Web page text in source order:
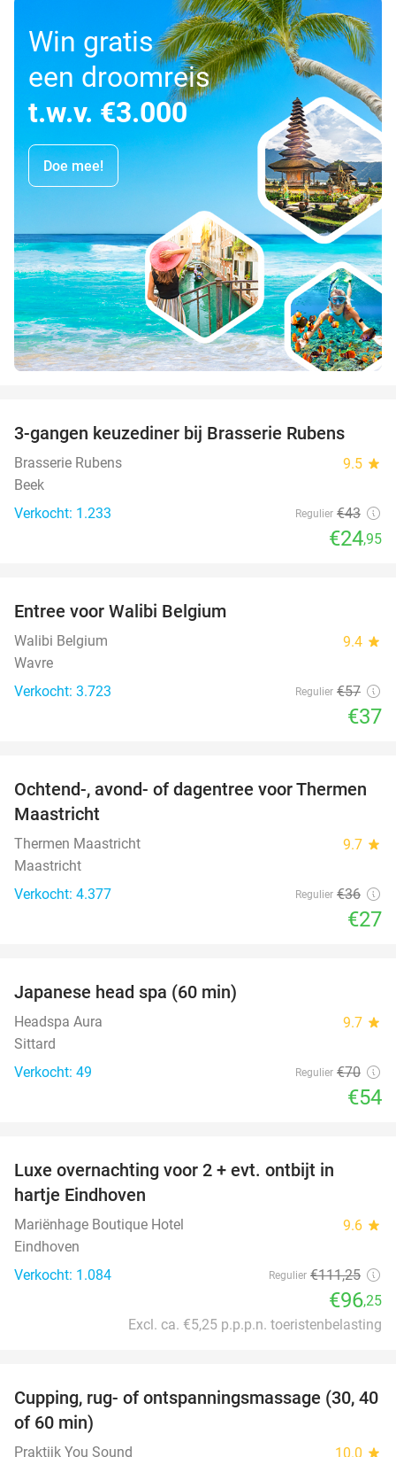
Win gratis
een droomreis
t.w.v. €3.000
Doe mee!
42%
3-gangen keuzediner bij Brasserie Rubens
Brasserie Rubens 9.5 star
Beek
Verkocht: 1.233
Regulier €43
€24,95
Entree voor Walibi Belgium
Walibi Belgium 9.4 star
Wavre
Verkocht: 3.723
Regulier €57
€37
25%
Ochtend-, avond- of dagentree voor Thermen
Maastricht
Thermen Maastricht 9.7 star
Maastricht
Verkocht: 4.377
Regulier €36
€27
Japanese head spa (60 min)
Headspa Aura 9.7 star
Sittard
Verkocht: 49
Regulier €70
€54
Luxe overnachting voor 2 + evt. ontbijt in
hartje Eindhoven
Mariënhage Boutique Hotel 9.6 star
Eindhoven
Verkocht: 1.084
Regulier €111,25
€96,25
Excl. ca. €5,25 p.p.p.n. toeristenbelasting
60%
Cupping, rug- of ontspanningsmassage (30, 40
of 60 min)
Praktijk You Sound 10.0 star